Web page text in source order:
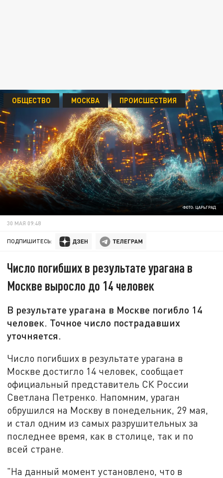
ФОТО: ЦАРЬГРАД
ОБЩЕСТВО МОСКВА ПРОИСШЕСТВИЯ
30 МАЯ 09:48
ПОДПИШИТЕСЬ:
Число погибших в результате урагана в
Москве выросло до 14 человек
В результате урагана в Москве погибло 14
человек. Точное число пострадавших
уточняется.
Число погибших в результате урагана в
Москве достигло 14 человек, сообщает
официальный представитель СК России
Светлана Петренко. Напомним, ураган
обрушился на Москву в понедельник, 29 мая,
и стал одним из самых разрушительных за
последнее время, как в столице, так и по
всей стране.
"На данный момент установлено, что в